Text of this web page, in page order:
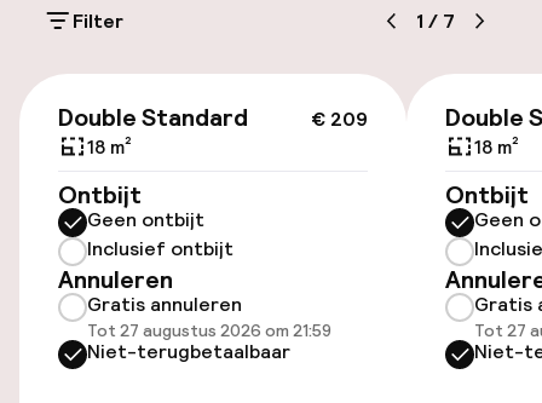
(buiten)
€ 30,00 per dag
Oplaadpunt elektrische auto op
locatie
Toegankelijkheid
Filter 1 / 7
€ 209
Double Standard
18 m²
Ontbijt
Geen ontbijt
Inclusief ontbijt
Annuleren
Gratis annuleren
Tot 27 augustus 2026 om 21:59
Niet-terugbetaalbaar
Double
18 m²
Ontbijt
Geen
Gratis
Tot 27
Niet-